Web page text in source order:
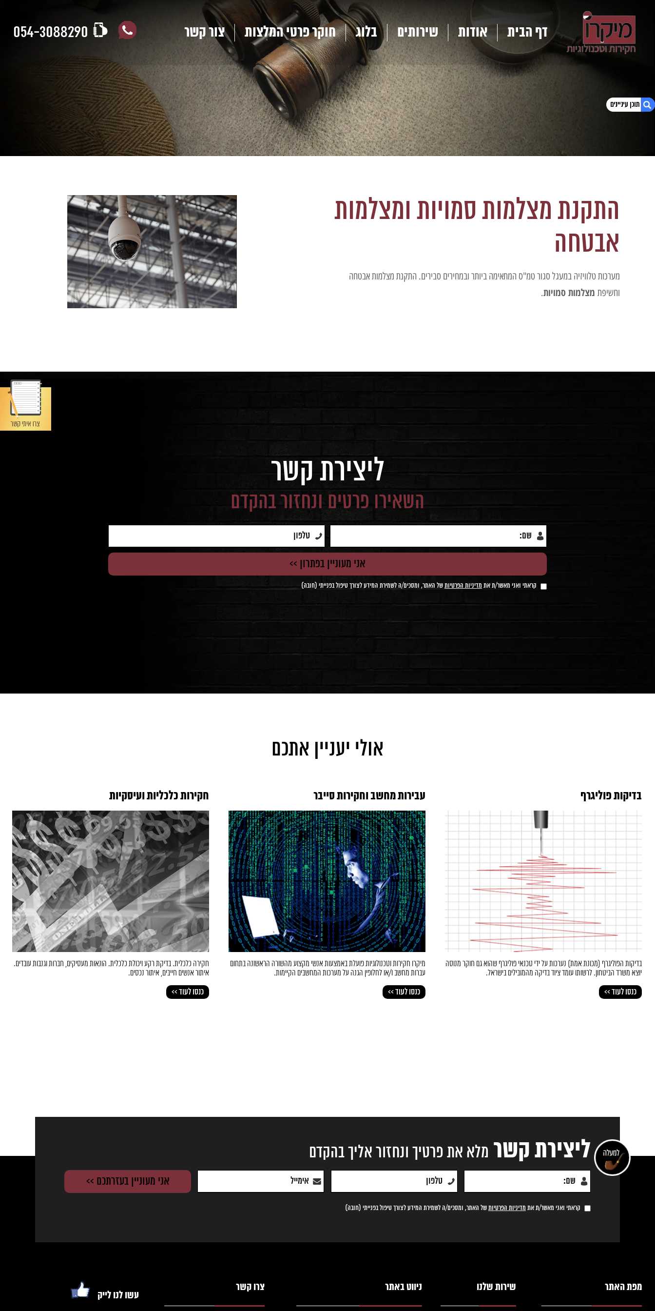
דף הבית אודות שירותים בלוג חוקר פרטי המלצות צור קשר 054-3088290
התקנת מצלמות סמויות ומצלמות
אבטחה
מערכות טלוויזיה במעגל סגור טמ"ס המתאימה ביותר ובמחירים סבירים. התקנת מצלמות אבטחה
וחשיפת מצלמות סמויות.
ליצירת קשר
השאירו פרטים ונחזור בהקדם
קראתי ואני מאשר/ת אתמדיניות הפרטיותשל האתר, ומסכים/ה לשמירת המידע לצורך טיפול בפנייתי (חובה)
אולי יעניין אתכם
בדיקות פוליגרף
בדיקות הפוליגרף (מכונת אמת) נערכות על ידי טכנאי פוליגרף שהוא גם חוקר מנוסה
יוצא משרד הביטחון. לרשותו עומד ציוד בדיקה מהמובילים בישראל.
כנסו לעוד >>
עבירות מחשב וחקירות סייבר
מיקרו חקירות וטכנולוגיות פועלת באמצעות אנשי מקצוע מהשורה הראשונה בתחום
עברות מחשב ו/או לחלופין הגנה על מערכות המחשבים הקיימות.
כנסו לעוד >>
חקירות כלכליות ועיסקיות
חקירה כלכלית. בדיקת רקע ויכולת כלכלית. הונאות מעסיקים, חברות וגנבות עובדים.
איתור אנשים חייבים, איתור נכסים.
כנסו לעוד >>
ליצירת קשר מלא את פרטיך ונחזור אליך בהקדם
קראתי ואני מאשר/ת את מדיניות הפרטיותשל האתר, ומסכים/ה לשמירת המידע לצורך טיפול בפנייתי (חובה)
מפת האתר שירות שלנו ניווט באתר צרו קשר
עשו לנו לייק